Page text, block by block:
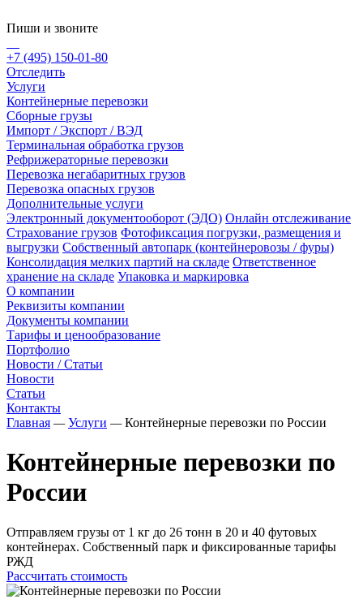
Пиши и звоните
+7 (495) 150-01-80
Отследить
Услуги
Контейнерные перевозки
Сборные грузы
Импорт / Экспорт / ВЭД
Терминальная обработка грузов
Рефрижераторные перевозки
Перевозка негабаритных грузов
Перевозка опасных грузов
Дополнительные услуги
Электронный документооборот (ЭДО) Онлайн отслеживание
Страхование грузов Фотофиксация погрузки, размещения и
выгрузки Собственный автопарк (контейнеровозы / фуры)
Консолидация мелких партий на складе Ответственное
хранение на складе Упаковка и маркировка
О компании
Реквизиты компании
Документы компании
Тарифы и ценообразование
Портфолио
Новости / Статьи
Новости
Статьи
Контакты
Главная — Услуги — Контейнерные перевозки по России
Контейнерные перевозки по
России
Отправляем грузы от 1 кг до 26 тонн в 20 и 40 футовых
контейнерах. Собственный парк и фиксированные тарифы
РЖД
Рассчитать стоимость